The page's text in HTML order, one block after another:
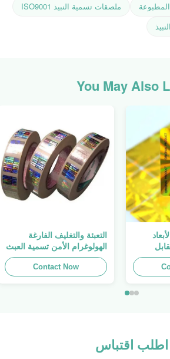
ملصقات تسمية النبيذ ISO9001
You May Also
،
التعبئة والتغليف الفارغة
الهولوغرام الأمن تسمية العبث
واضح ملصق الهولوغرام شعار
الليزر
Contact Now
اطلب اقتباس